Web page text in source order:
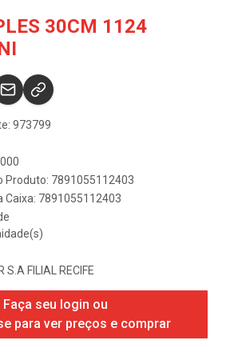
30CM 1124
973799
Produto: 7891055112403
Caixa: 7891055112403
S.A FILIAL RECIFE
Faça seu login ou
para ver preços e comprar